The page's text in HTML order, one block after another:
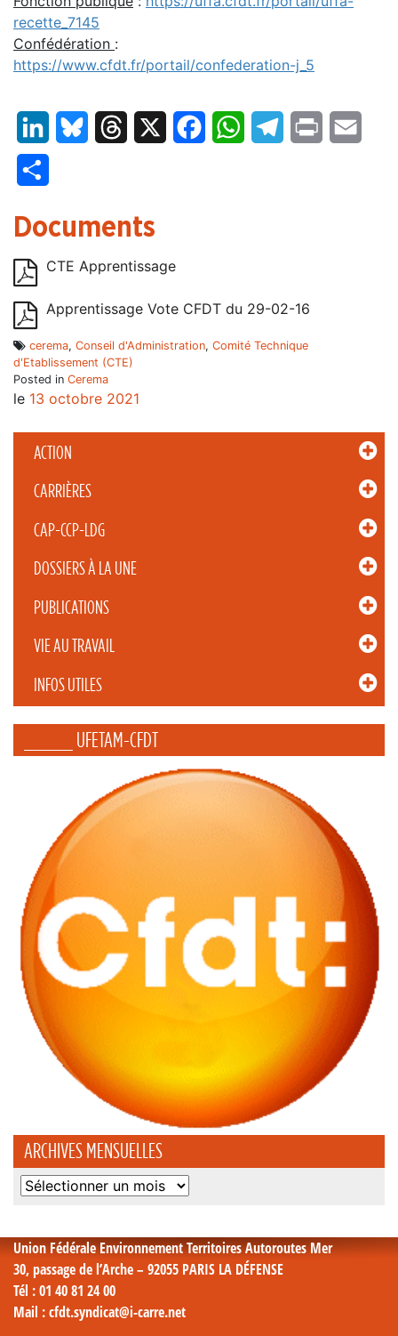
ACTION
CARRIÈRES
CAP-CCP-LDG
DOSSIERS À LA UNE
PUBLICATIONS
VIE AU TRAVAIL
INFOS UTILES
_____ UFETAM-CFDT
ARCHIVES MENSUELLES
Archives
recette_7145
Confédération :
https://www.cfdt.fr/portail/confederation-j_5
LinkedInBluesky Threads FacebookWhatsAppTelegram
Print
Documents
CTE Apprentissage
Apprentissage Vote CFDT du 29-02-16
cerema, Conseil d'Administration, Comité Technique
d'Etablissement (CTE)
Posted in Cerema
le 13 octobre 2021
Union Fédérale Environnement Territoires Autoroutes Mer
30, passage de l’Arche – 92055 PARIS LA DÉFENSE
Tél : 01 40 81 24 00
Mail : cfdt.syndicat@i-carre.net